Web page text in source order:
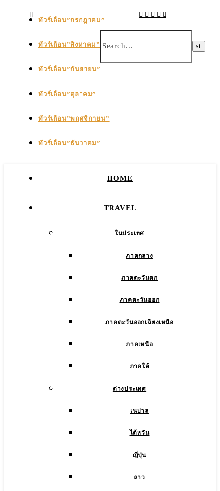
ทัวร์เดือน”กรกฎาคม”
ทัวร์เดือน”สิงหาคม”
ทัวร์เดือน”กันยายน”
ทัวร์เดือน”ตุลาคม”
ทัวร์เดือน”พฤศจิกายน”
ทัวร์เดือน”ธันวาคม”
HOME
TRAVEL
ในประเทศ
ภาคกลาง
ภาคตะวันตก
ภาคตะวันออก
ภาคตะวันออกเฉียงเหนือ
ภาคเหนือ
ภาคใต้
ต่างประเทศ
เนปาล
ไต้หวัน
ญี่ปุ่น
ลาว